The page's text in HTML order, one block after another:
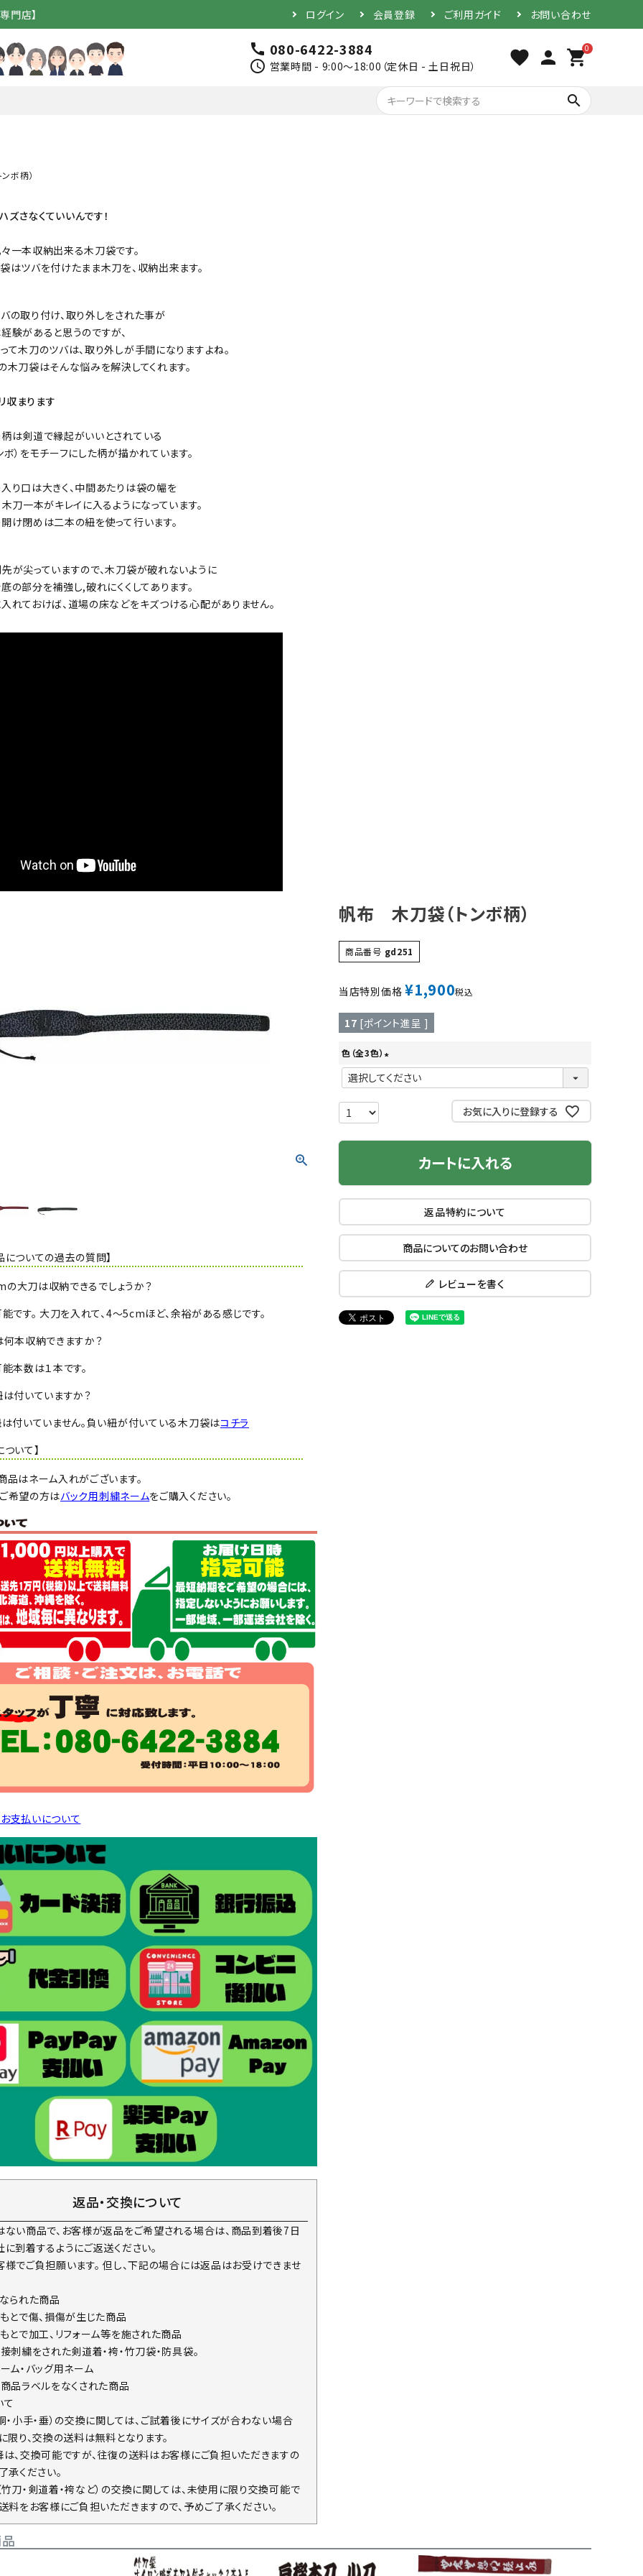
門店】 ログイン 会員登録 ご利用ガイド お問い合わせ
call 080-6422-3884
schedule 営業時間 - 9:00～18:00（定休日 - 土日祝日） favorite person 0
shopping_cart
search
ボ柄）
ズさなくていいんです！
一本収納出来る木刀袋です。
はツバを付けたまま木刀を、収納出来ます。
の取り付け、取り外しをされた事が
験があると思うのですが、
て木刀のツバは、取り外しが手間になりますよね。
木刀袋はそんな悩みを解決してくれます。
収まります
は剣道で縁起がいいとされている
ボ）をモチーフにした柄が描かれています。
り口は大きく、中間あたりは袋の幅を
木刀一本がキレイに入るようになっています。
け閉めは二本の紐を使って行います。
が尖っていますので、木刀袋が破れないように
の部分を補強し,破れにくくしてあります。
れておけば、道場の床などをキズつける心配がありません。
についての過去の質問】
大刀は収納できるでしょうか？
です。 大刀を入れて、4～5cmほど、余裕がある感じです。
本収納できますか？
本数は１本です。
付いていますか？
付いていません。負い紐が付いている木刀袋はコチラ
ついて】
品はネーム入れがございます。
希望の方はバック用刺繍ネームをご購入ください。
支払いについて
返品・交換について
い商品で、お客様が返品をご希望される場合は、商品到着後7日
到着するようにご返送ください。
でご負担願います。 但し、下記の場合には返品はお受けできませ
られた商品
とで傷、損傷が生じた商品
とで加工、リフォーム等を施された商品
刺繍をされた剣道着・袴・竹刀袋・防具袋。
ム・バッグ用ネーム
品ラベルをなくされた商品
・小手・垂）の交換に関しては、ご試着後にサイズが合わない場合
限り、交換の送料は無料となります。
、交換可能ですが、往復の送料はお客様にご負担いただきますの
承ください。
刀・剣道着・袴など）の交換に関しては、未使用に限り交換可能で
料をお客様にご負担いただきますので、予めご了承ください。
帆布 木刀袋（トンボ柄）
商品番号 gd251
当店特別価格 ¥1,900税込
17 [ポイント進呈 ]
色（全3色）
(
必
お気に入りに登録する
カートに入れる
返品特約について
商品についてのお問い合わせ
レビューを書く